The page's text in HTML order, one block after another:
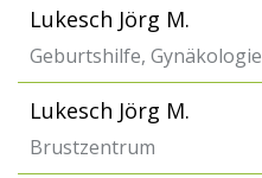
Lukesch Jörg M.
Geburtshilfe, Gynäkologie
Lukesch Jörg M.
Brustzentrum